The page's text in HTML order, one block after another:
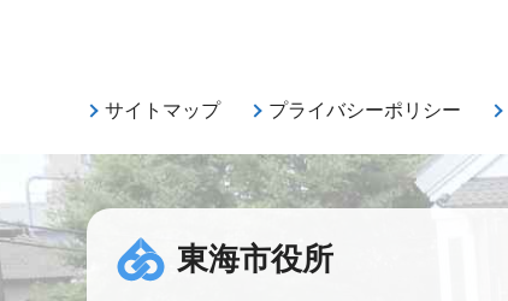
サイトマップ プライバシーポリシー
東海市役所